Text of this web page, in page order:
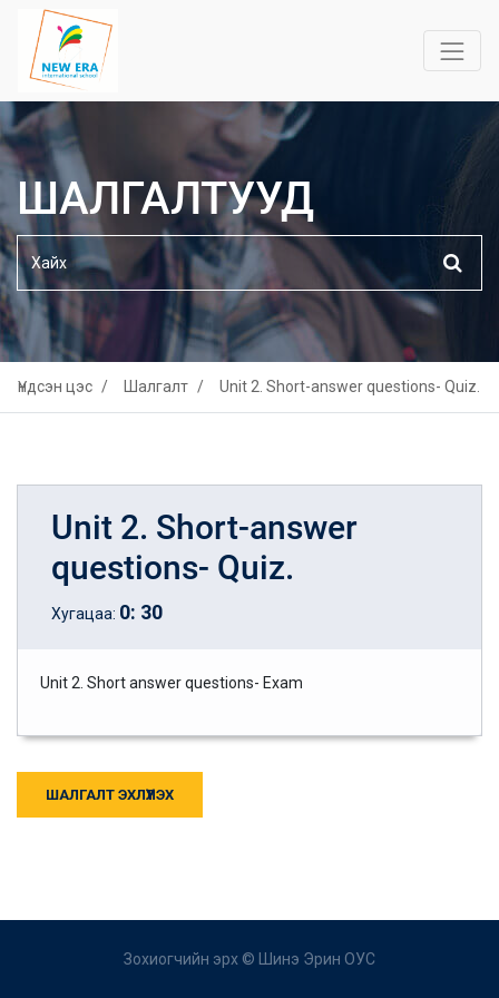
ШАЛГАЛТУУД
Үндсэн цэс Шалгалт Unit 2. Short-answer questions- Quiz.
Unit 2. Short-answer
questions- Quiz.
Хугацаа: 0: 30
Unit 2. Short answer questions- Exam
ШАЛГАЛТ ЭХЛҮҮЛЭХ
Зохиогчийн эрх © Шинэ Эрин ОУС